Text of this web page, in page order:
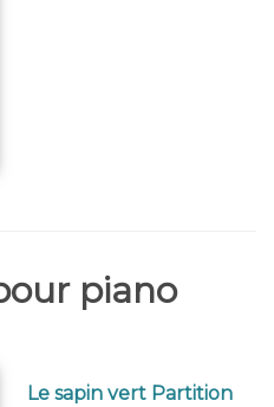
piano
Le sapin vert Partition